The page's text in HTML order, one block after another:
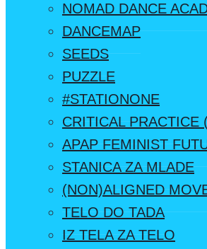
NOMAD DANCE
DANCEMAP
SEEDS
PUZZLE
#STATIONONE
CRITICAL PRACTICE
APAP FEMINIST
STANICA ZA MLADE
(NON)ALIGNED
TELO DO TADA
IZ TELA ZA TELO